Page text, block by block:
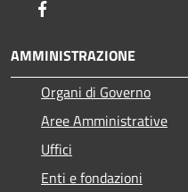
AMMINISTRAZIONE
Organi di Governo
Aree Amministrative
Uffici
Enti e fondazioni